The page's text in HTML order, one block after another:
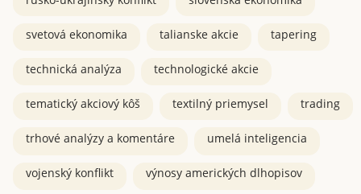
svetová ekonomika talianske akcie tapering
technická analýza technologické akcie
tematický akciový kôš textilný priemysel trading
trhové analýzy a komentáre umelá inteligencia
vojenský konflikt výnosy amerických dlhopisov